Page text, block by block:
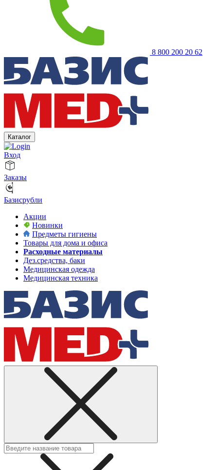
8 800 200 20 62
Каталог
Вход
Заказы
Базисрубли
Акции
Новинки
Предметы гигиены
Товары для дома и офиса
Расходные материалы
Дез.средства, баки
Медицинская одежда
Медицинская техника